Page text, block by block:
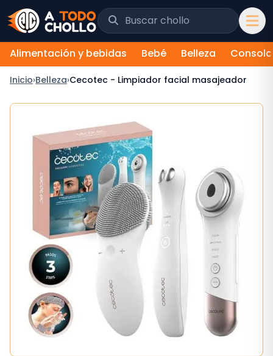
Saltar al contenido
Buscar chollos y tiendas
Alimentación y bebidas Bebé Belleza
Inicio›Belleza›Cecotec - Limpiador facial masajeador